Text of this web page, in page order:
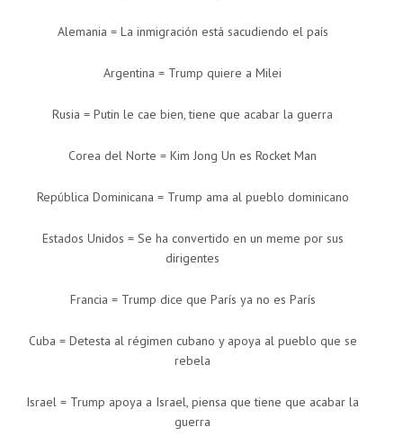
Alemania = La inmigración está sacudiendo el país
Argentina = Trump quiere a Milei
Rusia = Putin le cae bien, tiene que acabar la guerra
Corea del Norte = Kim Jong Un es Rocket Man
República Dominicana = Trump ama al pueblo dominicano
Estados Unidos = Se ha convertido en un meme por sus
dirigentes
Francia = Trump dice que París ya no es París
Cuba = Detesta al régimen cubano y apoya al pueblo que se
rebela
Israel = Trump apoya a Israel, piensa que tiene que acabar la
guerra